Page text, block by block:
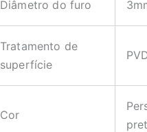
Diâmetro do furo
Tratamento de
superfície
Cor